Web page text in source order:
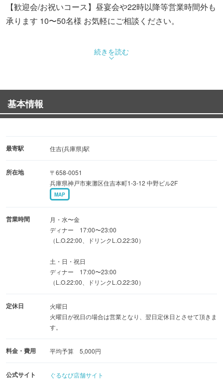
【歓迎会/お祝いコース】昼宴会や22時以降等営業時間外も
承ります 10〜50名様 お気軽にご相談ください。
◆もと牛は神戸牛生産者にもだわり、生産者最高峰の勢戸
氏の育てた雌牛のみを一頭買いしております！
◆神戸肉流通推進協議会加盟店【神戸牛焼肉 もと牛】で
は神戸本社の代表が自らセリに参加、
肉博士1級の称号を持つ店長が提供温度にまでこだわり、
平日限定、要予約です！
◆もと牛は神戸市認定生食許可店です。いつでも新鮮な生
ものをご用意しております！特別に仕入れた生食用の和牛
を使った【ユッケ】は、もと牛の自慢の逸品！
続きを読む
基本情報
最寄駅 住吉(兵庫県)駅
所在地
〒658-0051
兵庫県神戸市東灘区住吉本町1-3-12 中野ビル2F
MAP
営業時間
月・水〜金
ディナー 17:00〜23:00
（L.O.22:00、ドリンクL.O.22:30）
土・日・祝日
ディナー 17:00〜23:00
（L.O.22:00、ドリンクL.O.22:30）
定休日
火曜日
火曜日が祝日の場合は営業となり、翌日定休日とさせて頂きま
す。
料金・費用 平均予算 5,000円
公式サイト ぐるなび店舗サイト